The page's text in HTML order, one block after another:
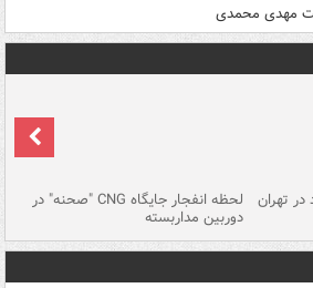
مهدی محمدی
تهران لحظه انفجار جایگاه CNG "صحنه" در
دوربین مداربسته